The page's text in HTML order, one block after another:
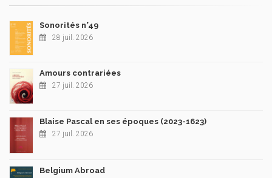
Sonorités n°49
28 juil. 2026
Amours contrariées
27 juil. 2026
Blaise Pascal en ses époques (2023-1623)
27 juil. 2026
Belgium Abroad